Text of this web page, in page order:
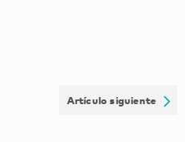
Artículo siguiente